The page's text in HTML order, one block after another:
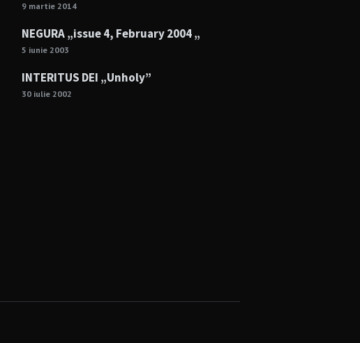
9 martie 2014
NEGURA „issue 4, February 2004 „
5 iunie 2003
INTERITUS DEI „Unholy”
30 iulie 2002